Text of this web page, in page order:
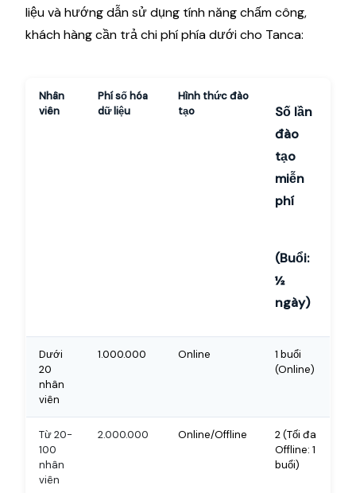
liệu và hướng dẫn sử dụng tính năng chấm công,
khách hàng cần trả chi phí phía dưới cho Tanca:
Nhân
viên
Phí số hóa
dữ liệu
Hình thức đào
tạo
Số lần
đào
tạo
miễn
phí
(Buổi:
½
ngày)
Dưới
20
nhân
viên
1.000.000 Online
1 buổi
(Online)
Từ 20-
100
nhân
viên
2.000.000 Online/Offline
2 (Tối đa
Offline: 1
buổi)